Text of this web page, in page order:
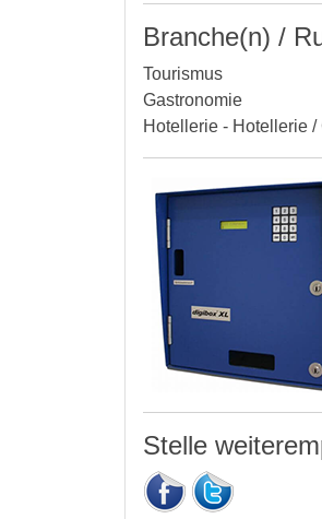
Branche(n) /
Tourismus
Gastronomie
Hotellerie - Hotellerie
Stelle